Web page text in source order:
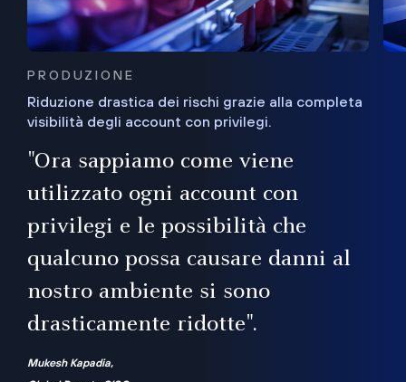
PRODUZIONE
Riduzione drastica dei rischi grazie alla completa
visibilità degli account con privilegi.
"Ora sappiamo come viene
utilizzato ogni account con
privilegi e le possibilità che
qualcuno possa causare danni al
nostro ambiente si sono
drasticamente ridotte".
Mukesh Kapadia,